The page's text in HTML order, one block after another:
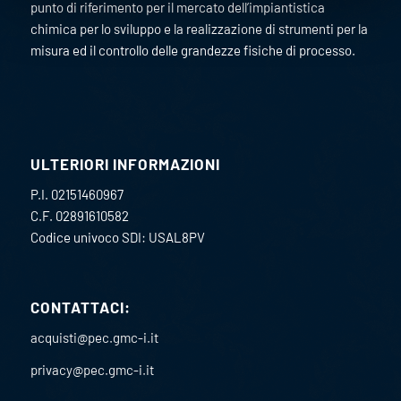
punto di riferimento per il mercato dell’impiantistica
chimica per lo sviluppo e la realizzazione di strumenti per la
misura ed il controllo delle grandezze fisiche di processo.
ULTERIORI INFORMAZIONI
P.I. 02151460967
C.F. 02891610582
Codice univoco SDI: USAL8PV
CONTATTACI:
acquisti@pec.gmc-i.it
privacy@pec.gmc-i.it